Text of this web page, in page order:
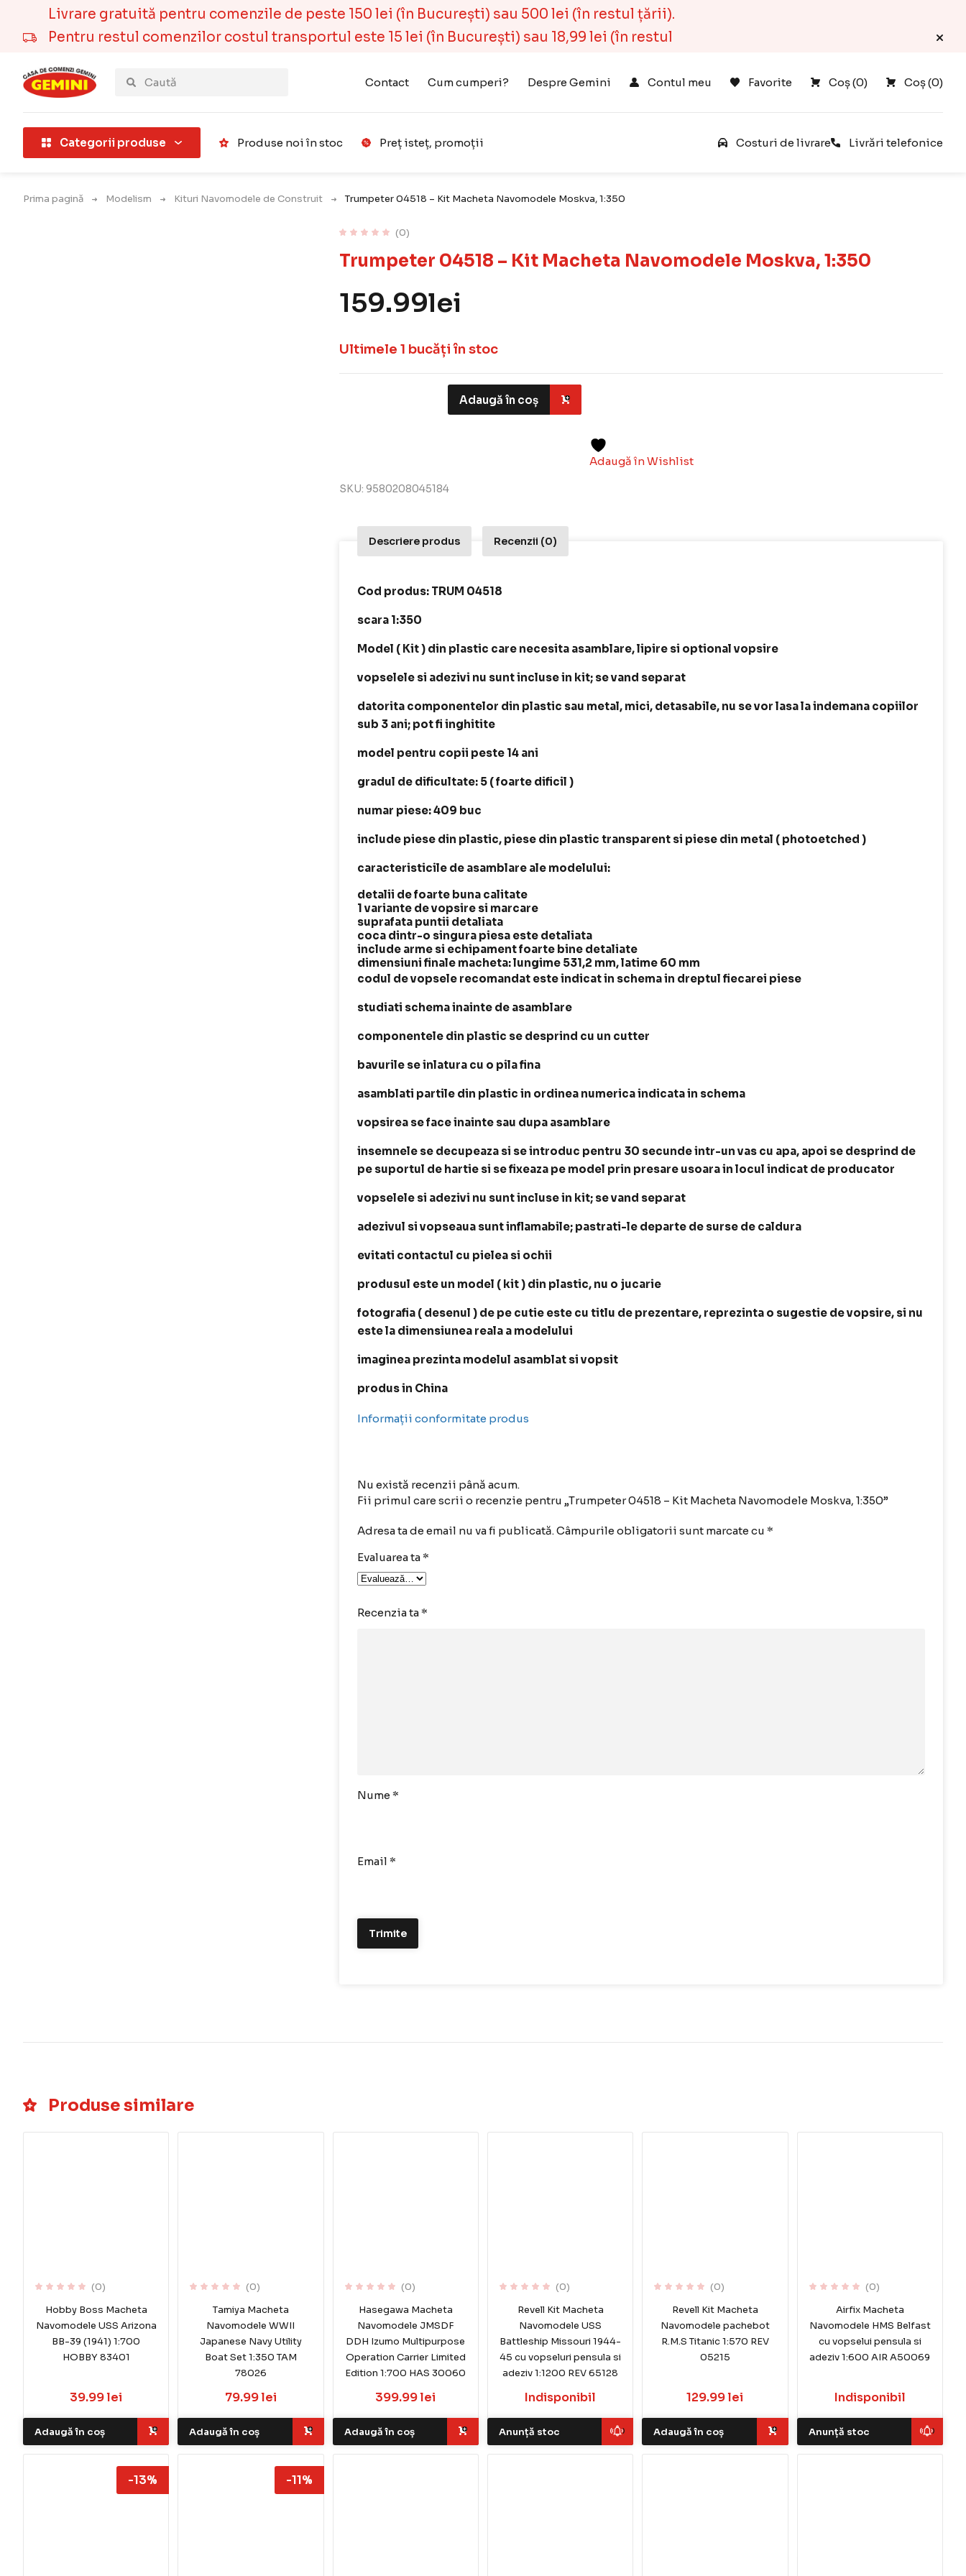
Livrare gratuită pentru comenzile de peste 150 lei (în București) sau 500 lei (în restul țării).
Pentru restul comenzilor costul transportul este 15 lei (în București) sau 18,99 lei (în restul
Contact Cum cumperi? Despre Gemini Contul meu Coș (0) Coș (0)
Favorite
Categorii produse Produse noi în stoc Preț isteț, promoții Costuri de livrare Livrări telefonice
Prima pagină Modelism Kituri Navomodele de Construit Trumpeter 04518 – Kit Macheta Navomodele Moskva, 1:350
(0)
Trumpeter 04518 – Kit Macheta Navomodele Moskva, 1:350
159.99lei
Ultimele 1 bucăți în stoc
Adaugă în coș
Adaugă în Wishlist
SKU: 9580208045184
Descriere produs Recenzii (0)
Cod produs: TRUM 04518
scara 1:350
Model ( Kit ) din plastic care necesita asamblare, lipire si optional vopsire
vopselele si adezivi nu sunt incluse in kit; se vand separat
datorita componentelor din plastic sau metal, mici, detasabile, nu se vor lasa la indemana copiilor
sub 3 ani; pot fi inghitite
model pentru copii peste 14 ani
gradul de dificultate: 5 ( foarte dificil )
numar piese: 409 buc
include piese din plastic, piese din plastic transparent si piese din metal ( photoetched )
caracteristicile de asamblare ale modelului:
detalii de foarte buna calitate
1 variante de vopsire si marcare
suprafata puntii detaliata
coca dintr-o singura piesa este detaliata
include arme si echipament foarte bine detaliate
dimensiuni finale macheta: lungime 531,2 mm, latime 60 mm
codul de vopsele recomandat este indicat in schema in dreptul fiecarei piese
studiati schema inainte de asamblare
componentele din plastic se desprind cu un cutter
bavurile se inlatura cu o pila fina
asamblati partile din plastic in ordinea numerica indicata in schema
vopsirea se face inainte sau dupa asamblare
insemnele se decupeaza si se introduc pentru 30 secunde intr-un vas cu apa, apoi se desprind de
pe suportul de hartie si se fixeaza pe model prin presare usoara in locul indicat de producator
vopselele si adezivi nu sunt incluse in kit; se vand separat
adezivul si vopseaua sunt inflamabile; pastrati-le departe de surse de caldura
evitati contactul cu pielea si ochii
produsul este un model ( kit ) din plastic, nu o jucarie
fotografia ( desenul ) de pe cutie este cu titlu de prezentare, reprezinta o sugestie de vopsire, si nu
este la dimensiunea reala a modelului
imaginea prezinta modelul asamblat si vopsit
produs in China
Informații conformitate produs
Nu există recenzii până acum.
Fii primul care scrii o recenzie pentru „Trumpeter 04518 – Kit Macheta Navomodele Moskva, 1:350”
Adresa ta de email nu va fi publicată.Câmpurile obligatorii sunt marcate cu *
Evaluarea ta*
Recenzia ta*
Nume*
Email *
Produse similare
(0)
Hobby Boss Macheta
Navomodele USS Arizona
BB-39 (1941) 1:700
HOBBY 83401
39.99 lei
Adaugă în coș
(0)
Tamiya Macheta
Navomodele WWII
Japanese Navy Utility
Boat Set 1:350 TAM
78026
79.99 lei
Adaugă în coș
(0)
Hasegawa Macheta
Navomodele JMSDF
DDH Izumo Multipurpose
Operation Carrier Limited
Edition 1:700 HAS 30060
399.99 lei
Adaugă în coș
(0)
Revell Kit Macheta
Navomodele USS
Battleship Missouri 1944-
45 cu vopseluri pensula si
adeziv 1:1200 REV 65128
Indisponibil
Anunță stoc
(0)
Revell Kit Macheta
Navomodele pachebot
R.M.S Titanic 1:570 REV
05215
129.99 lei
Adaugă în coș
(0)
Airfix Macheta
Navomodele HMS Belfast
cu vopselui pensula si
adeziv 1:600 AIR A50069
Indisponibil
Anunță stoc
-13% -11%